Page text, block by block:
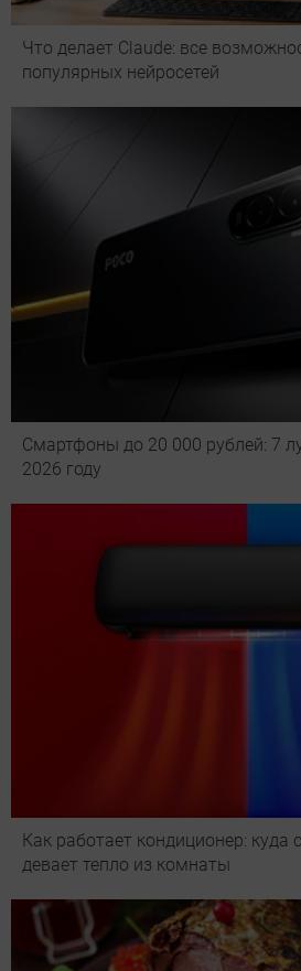
Что делает Сlaude: все
популярных нейросетей
Смартфоны до 20 000 рублей: 7
2026 году
Как работает кондиционер: куда
девает тепло из комнаты